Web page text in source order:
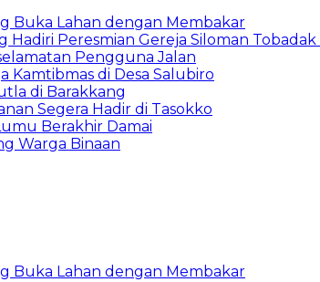
Buka Lahan dengan Membakar
Peresmian Gereja Siloman Tobadak l
Pengguna Jalan
Kamtibmas di Desa Salubiro
di Barakkang
Segera Hadir di Tasokko
Berakhir Damai
Warga Binaan
Buka Lahan dengan Membakar